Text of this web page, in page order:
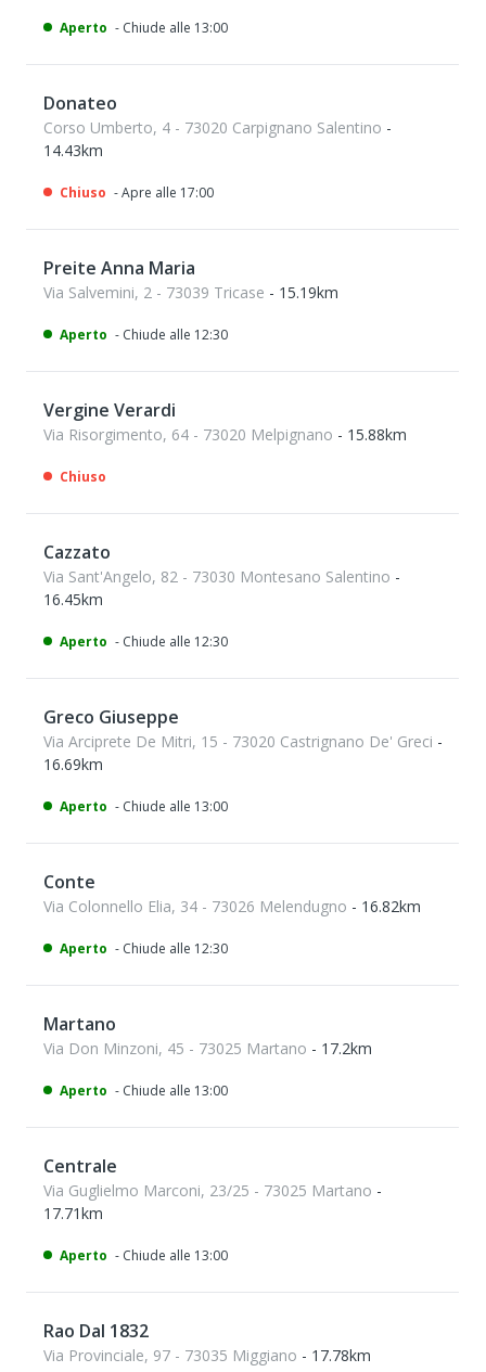
Aperto - Chiude alle 13:00
Donateo
Corso Umberto, 4 - 73020 Carpignano Salentino -
14.43km
Chiuso - Apre alle 17:00
Preite Anna Maria
Via Salvemini, 2 - 73039 Tricase - 15.19km
Aperto - Chiude alle 12:30
Vergine Verardi
Via Risorgimento, 64 - 73020 Melpignano - 15.88km
Chiuso
Cazzato
Via Sant'Angelo, 82 - 73030 Montesano Salentino -
16.45km
Aperto - Chiude alle 12:30
Greco Giuseppe
Via Arciprete De Mitri, 15 - 73020 Castrignano De' Greci -
16.69km
Aperto - Chiude alle 13:00
Conte
Via Colonnello Elia, 34 - 73026 Melendugno - 16.82km
Aperto - Chiude alle 12:30
Martano
Via Don Minzoni, 45 - 73025 Martano - 17.2km
Aperto - Chiude alle 13:00
Centrale
Via Guglielmo Marconi, 23/25 - 73025 Martano -
17.71km
Aperto - Chiude alle 13:00
Rao Dal 1832
Via Provinciale, 97 - 73035 Miggiano - 17.78km